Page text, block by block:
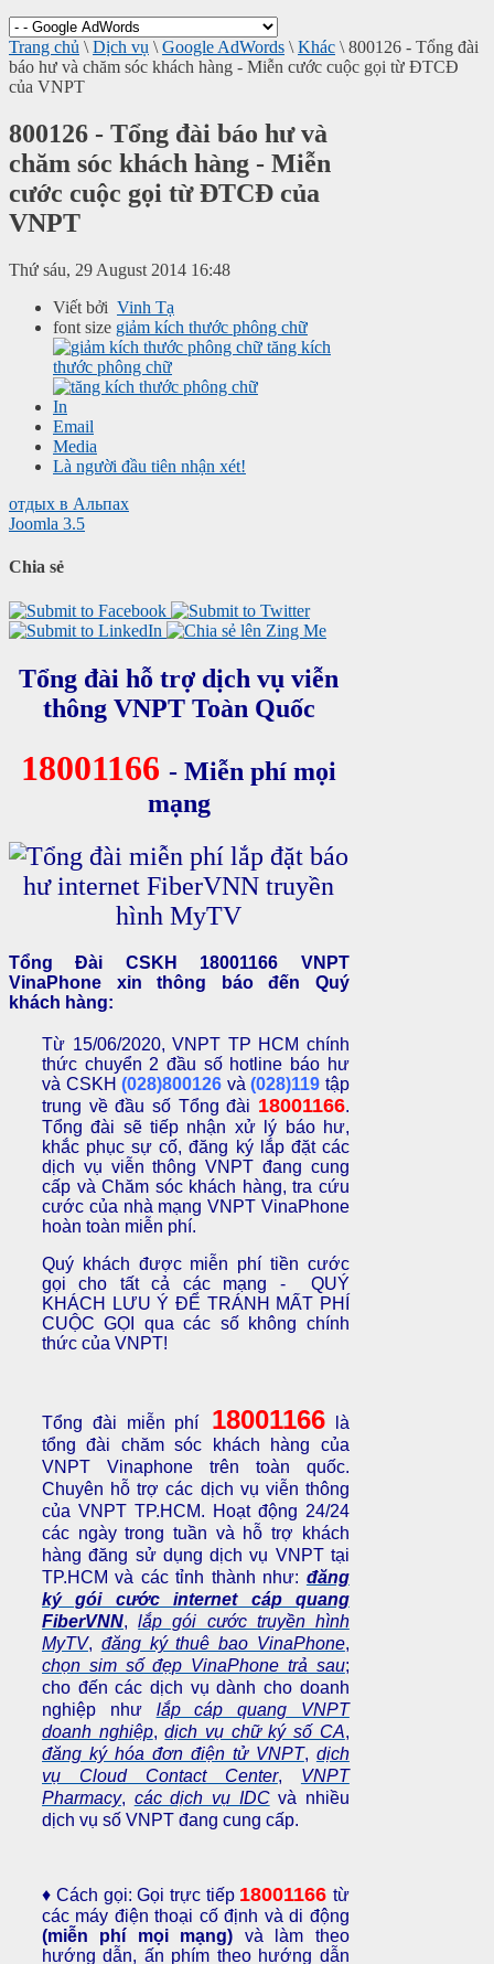
Trang chủ \ Dịch vụ \ Google AdWords \ Khác \ 800126 - Tổng đài
báo hư và chăm sóc khách hàng - Miễn cước cuộc gọi từ ĐTCĐ
của VNPT
800126 - Tổng đài báo hư và
chăm sóc khách hàng - Miễn
cước cuộc gọi từ ĐTCĐ của
VNPT
Thứ sáu, 29 August 2014 16:48
Viết bởi Vinh Tạ
font size giảm kích thước phông chữ
tăng kích
thước phông chữ
In
Email
Media
Là người đầu tiên nhận xét!
отдых в Альпах
Joomla 3.5
Chia sẻ
Tổng đài hỗ trợ dịch vụ viễn
thông VNPT Toàn Quốc
18001166- Miễn phí mọi
mạng
Tổng Đài CSKH 18001166 VNPT
VinaPhone xin thông báo đến Quý
khách hàng:
Từ 15/06/2020, VNPT TP HCM chính
thức chuyển 2 đầu số hotline báo hư
và CSKH(028)800126 và(028)119 tập
trung về đầu số Tổng đài 18001166.
Tổng đài sẽtiếp nhận xử lý báo hư,
khắc phục sự cố, đăng ký lắp đặt các
dịch vụ viễn thông VNPT đang cung
cấp và Chăm sóc khách hàng, tra cứu
cước của nhà mạng VNPT VinaPhone
hoàn toàn miễn phí.
Quý khách được miễn phí tiền cước
gọi cho tất cả các mạng - QUÝ
KHÁCH LƯU Ý ĐỂ TRÁNH MẤT PHÍ
CUỘC GỌI qua các số không chính
thức của VNPT!
Tổng đài miễn phí 18001166 là
tổng đài chăm sóc khách hàng của
VNPT Vinaphone trên toàn quốc.
Chuyên hỗ trợ các dịch vụ viễn thông
của VNPT TP.HCM. Hoạt động 24/24
các ngày trong tuần và hỗ trợ khách
hàng đăng sử dụng dịch vụ VNPT tại
TP.HCM và các tỉnh thành như: đăng
ký gói cước internet cáp quang
FiberVNN,lắp gói cước truyền hình
MyTV, đăng ký thuê bao VinaPhone,
chọn sim số đẹp VinaPhone trả sau;
cho đến các dịch vụ dành cho doanh
nghiệp như lắp cáp quang VNPT
doanh nghiệp,dịch vụ chữ ký số CA,
đăng ký hóa đơn điện tử VNPT, dịch
vụ Cloud Contact Center, VNPT
Pharmacy, các dịch vụ IDCvà nhiều
dịch vụ số VNPT đang cung cấp.
♦ Cách gọi: Gọi trực tiếp 18001166 từ
các máy điện thoại cố định và di động
(miễn phí mọi mạng) và làm theo
hướng dẫn, ấn phím theo hướng dẫn